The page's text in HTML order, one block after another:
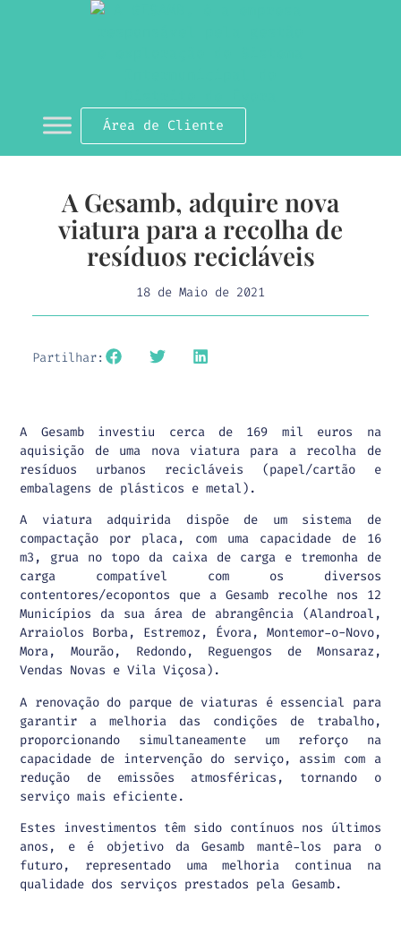
Área de Cliente
A Gesamb, adquire nova
viatura para a recolha de
resíduos recicláveis
18 de Maio de 2021
Partilhar:
A Gesamb investiu cerca de 169 mil euros na
aquisição de uma nova viatura para a recolha de
resíduos urbanos recicláveis (papel/cartão e
embalagens de plásticos e metal).
A viatura adquirida dispõe de um sistema de
compactação por placa, com uma capacidade de 16
m3, grua no topo da caixa de carga e tremonha de
carga compatível com os diversos
contentores/ecopontos que a Gesamb recolhe nos 12
Municípios da sua área de abrangência (Alandroal,
Arraiolos Borba, Estremoz, Évora, Montemor-o-Novo,
Mora, Mourão, Redondo, Reguengos de Monsaraz,
Vendas Novas e Vila Viçosa).
A renovação do parque de viaturas é essencial para
garantir a melhoria das condições de trabalho,
proporcionando simultaneamente um reforço na
capacidade de intervenção do serviço, assim com a
redução de emissões atmosféricas, tornando o
serviço mais eficiente.
Estes investimentos têm sido contínuos nos últimos
anos, e é objetivo da Gesamb mantê-los para o
futuro, representado uma melhoria continua na
qualidade dos serviços prestados pela Gesamb.